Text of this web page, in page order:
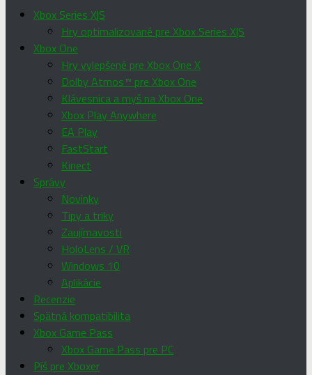
Xbox Series X|S
Hry optimalizované pre Xbox Series X|S
Xbox One
Hry vylepšené pre Xbox One X
Dolby Atmos™ pre Xbox One
Klávesnica a myš na Xbox One
Xbox Play Anywhere
EA Play
FastStart
Kinect
Správy
Novinky
Tipy a triky
Zaujímavosti
HoloLens / VR
Windows 10
Aplikácie
Recenzie
Spätná kompatibilita
Xbox Game Pass
Xbox Game Pass pre PC
Píš pre Xboxer